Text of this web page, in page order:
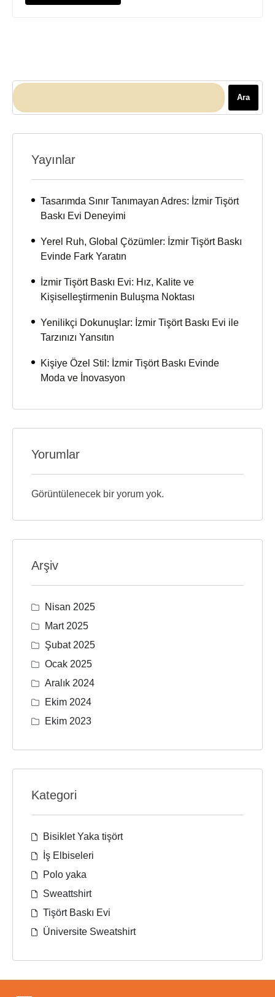
Ara
Yayınlar
Tasarımda Sınır Tanımayan Adres: İzmir Tişört
Baskı Evi Deneyimi
Yerel Ruh, Global Çözümler: İzmir Tişört Baskı
Evinde Fark Yaratın
İzmir Tişört Baskı Evi: Hız, Kalite ve
Kişiselleştirmenin Buluşma Noktası
Yenilikçi Dokunuşlar: İzmir Tişört Baskı Evi ile
Tarzınızı Yansıtın
Kişiye Özel Stil: İzmir Tişört Baskı Evinde
Moda ve İnovasyon
Yorumlar
Görüntülenecek bir yorum yok.
Arşiv
Nisan 2025
Mart 2025
Şubat 2025
Ocak 2025
Aralık 2024
Ekim 2024
Ekim 2023
Kategori
Bisiklet Yaka tişört
İş Elbiseleri
Polo yaka
Sweattshirt
Tişört Baskı Evi
Üniversite Sweatshirt